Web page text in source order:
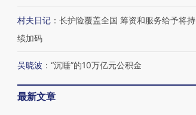
村夫日记 ： 长护险覆盖全国 筹资和服务给予将持
续加码
吴晓波 ： “沉睡”的10万亿元公积金
最新文章